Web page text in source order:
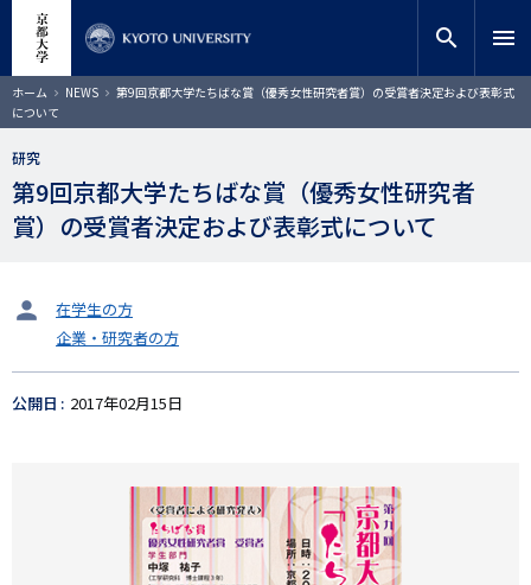
コ
ン
テ
ン
ツ
に
移
サイト内検索
検索
search menu
ホーム NEWS
第9回京都大学たちばな賞（優秀女性研究者賞）の受賞者決定および表彰式
について
研究
第9回京都大学たちばな賞（優秀女性研究者
賞）の受賞者決定および表彰式について
タ
ッ
ト
在学生の方
企業・研究者の方
公開日 2017年02月15日